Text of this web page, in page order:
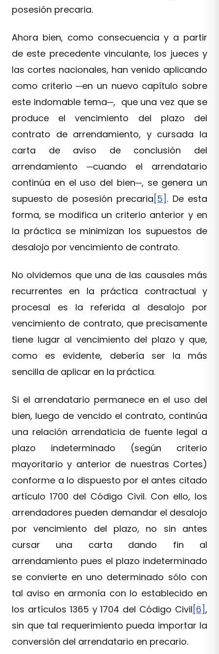
posesión precaria.
Ahora bien, como consecuencia y a partir
de este precedente vinculante, los jueces y
las cortes nacionales, han venido aplicando
como criterio ─en un nuevo capítulo sobre
este indomable tema─, que una vez que se
produce el vencimiento del plazo del
contrato de arrendamiento, y cursada la
carta de aviso de conclusión del
arrendamiento ─cuando el arrendatario
continúa en el uso del bien─, se genera un
supuesto de posesión precaria [5] . De esta
forma, se modifica un criterio anterior y en
la práctica se minimizan los supuestos de
desalojo por vencimiento de contrato.
No olvidemos que una de las causales más
recurrentes en la práctica contractual y
procesal es la referida al desalojo por
vencimiento de contrato, que precisamente
tiene lugar al vencimiento del plazo y que,
como es evidente, debería ser la más
sencilla de aplicar en la práctica.
Si el arrendatario permanece en el uso del
bien, luego de vencido el contrato, continúa
una relación arrendaticia de fuente legal a
plazo indeterminado (según criterio
mayoritario y anterior de nuestras Cortes)
conforme a lo dispuesto por el antes citado
artículo 1700 del Código Civil. Con ello, los
arrendadores pueden demandar el desalojo
por vencimiento del plazo, no sin antes
cursar una carta dando fin al
arrendamiento pues el plazo indeterminado
se convierte en uno determinado sólo con
tal aviso en armonía con lo establecido en
los artículos 1365 y 1704 del Código Civil [6],
sin que tal requerimiento pueda importar la
conversión del arrendatario en precario.